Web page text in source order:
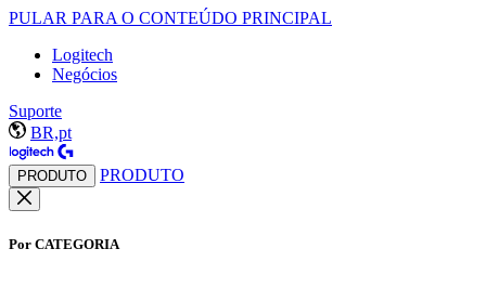
PULAR PARA O CONTEÚDO PRINCIPAL
Logitech
Negócios
Suporte
BR,pt
PRODUTO PRODUTO
Por CATEGORIA